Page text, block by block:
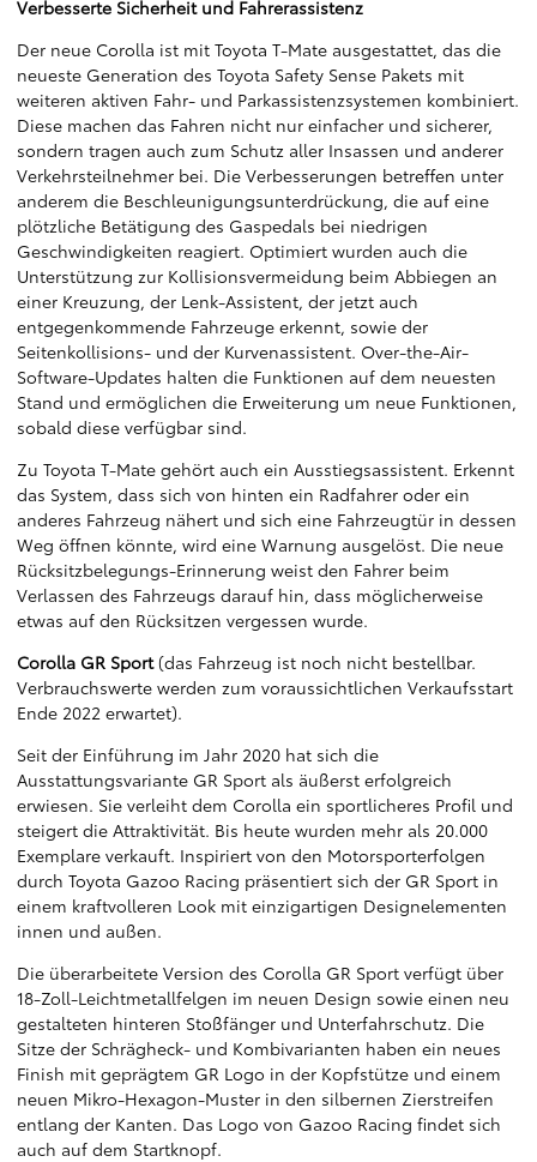
Verbesserte Sicherheit und Fahrerassistenz
Der neue Corolla ist mit Toyota T-Mate ausgestattet, das die
neueste Generation des Toyota Safety Sense Pakets mit
weiteren aktiven Fahr- und Parkassistenzsystemen kombiniert.
Diese machen das Fahren nicht nur einfacher und sicherer,
sondern tragen auch zum Schutz aller Insassen und anderer
Verkehrsteilnehmer bei. Die Verbesserungen betreffen unter
anderem die Beschleunigungsunterdrückung, die auf eine
plötzliche Betätigung des Gaspedals bei niedrigen
Geschwindigkeiten reagiert. Optimiert wurden auch die
Unterstützung zur Kollisionsvermeidung beim Abbiegen an
einer Kreuzung, der Lenk-Assistent, der jetzt auch
entgegenkommende Fahrzeuge erkennt, sowie der
Seitenkollisions- und der Kurvenassistent. Over-the-Air-
Software-Updates halten die Funktionen auf dem neuesten
Stand und ermöglichen die Erweiterung um neue Funktionen,
sobald diese verfügbar sind.
Zu Toyota T-Mate gehört auch ein Ausstiegsassistent. Erkennt
das System, dass sich von hinten ein Radfahrer oder ein
anderes Fahrzeug nähert und sich eine Fahrzeugtür in dessen
Weg öffnen könnte, wird eine Warnung ausgelöst. Die neue
Rücksitzbelegungs-Erinnerung weist den Fahrer beim
Verlassen des Fahrzeugs darauf hin, dass möglicherweise
etwas auf den Rücksitzen vergessen wurde.
Corolla GR Sport(das Fahrzeug ist noch nicht bestellbar.
Verbrauchswerte werden zum voraussichtlichen Verkaufsstart
Ende 2022 erwartet).
Seit der Einführung im Jahr 2020 hat sich die
Ausstattungsvariante GR Sport als äußerst erfolgreich
erwiesen. Sie verleiht dem Corolla ein sportlicheres Profil und
steigert die Attraktivität. Bis heute wurden mehr als 20.000
Exemplare verkauft. Inspiriert von den Motorsporterfolgen
durch Toyota Gazoo Racing präsentiert sich der GR Sport in
einem kraftvolleren Look mit einzigartigen Designelementen
innen und außen.
Die überarbeitete Version des Corolla GR Sport verfügt über
18-Zoll-Leichtmetallfelgen im neuen Design sowie einen neu
gestalteten hinteren Stoßfänger und Unterfahrschutz. Die
Sitze der Schrägheck- und Kombivarianten haben ein neues
Finish mit geprägtem GR Logo in der Kopfstütze und einem
neuen Mikro-Hexagon-Muster in den silbernen Zierstreifen
entlang der Kanten. Das Logo von Gazoo Racing findet sich
auch auf dem Startknopf.